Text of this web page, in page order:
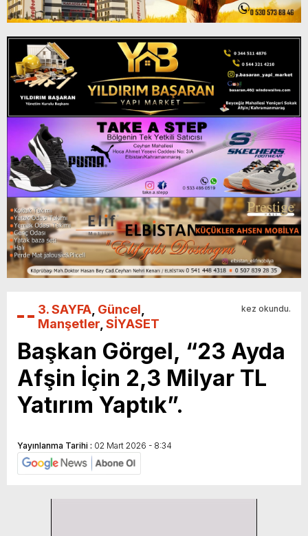
3. SAYFA Güncel
Manşetler SİYASET
kez okundu.
Başkan Görgel, “23 Ayda
Afşin İçin 2,3 Milyar TL
Yatırım Yaptık”.
Yayınlanma Tarihi : 02 Mart 2026 - 8:34